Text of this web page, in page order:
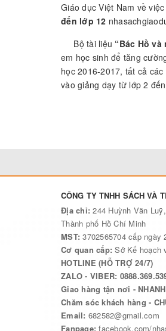
Giáo dục Việt Nam về
đến lớp 12
Bộ tài liệu “Bác Hồ
em học sinh để tăng
học 2016-2017, tất cả
vào giảng dạy từ lớp 2
Việc tích hợp phải phù
Chỉ thị 05-CT/TW năm
CÔNG TY TNHH SÁCH VÀ
Địa chỉ:244 Huỳnh Văn
Thành phố Hồ Chí Minh
MST:3702565704 cấp ngày
Cơ quan cấp:Sở Kế hoạch
HOTLINE (HỖ TRỢ 24/7)
ZALO - VIBER:
Giao hàng tận nơi -
Chăm sóc khách hàng -
Email: 682582@gmail.com
Fanpage:facebook.com/